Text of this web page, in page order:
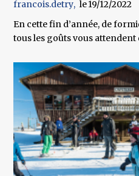
francois.detry
19/12/2022
En cette fin d’année, de
tous les goûts vous attendent